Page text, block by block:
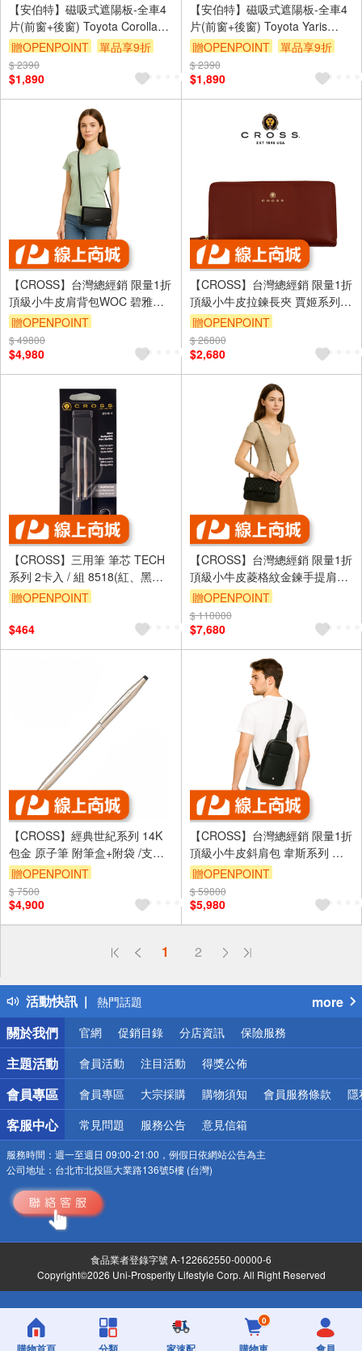
【安伯特】磁吸式遮陽板-全車4
片(前窗+後窗) Toyota Corolla
Cross 2025年~ 現貨供應 1:1原
車比照 不影響車窗開/關
贈OPENPOINT 單品享9折
$ 2390
$1,890
【安伯特】磁吸式遮陽板-全車4
片(前窗+後窗) Toyota Yaris
Cross 2025年~ 現貨供應 1:1原
車比照 不影響車窗開/關
贈OPENPOINT 單品享9折
$ 2390
$1,890
【CROSS】台灣總經銷 限量1折
頂級小牛皮肩背包WOC 碧雅系
列 全新專櫃展示品(黑色)
贈OPENPOINT
$ 49800
$4,980
【CROSS】台灣總經銷 限量1折
頂級小牛皮拉鍊長夾 賈姬系列
全新專櫃展示品(琥珀色 送禮盒
提袋)
贈OPENPOINT
$ 26800
$2,680
【CROSS】三用筆 筆芯 TECH
系列 2卡入 / 組 8518(紅、黑、
藍) - 多款可選
贈OPENPOINT
$464
【CROSS】台灣總經銷 限量1折
頂級小牛皮菱格紋金鍊手提肩背
包 茱莉婭系列 全新專櫃展示品
(黑色)
贈OPENPOINT
$ 110000
$7,680
【CROSS】經典世紀系列 14K
包金 原子筆 附筆盒+附袋 /支
1502
贈OPENPOINT
$ 7500
$4,900
【CROSS】台灣總經銷 限量1折
頂級小牛皮斜肩包 韋斯系列 全
新專櫃展示品
贈OPENPOINT
$ 59800
$5,980
1 2
活動快訊
偏遠地區配送
得獎公告
熱門話題
銀行優惠
偏遠地區配送
詐騙網頁！請小心！
more
關於我們
官網 促銷目錄 分店資訊 保險服務
主題活動 會員活動 注目活動 得獎公佈
會員專區 會員專區 大宗採購 購物須知 會員服務條款 隱
客服中心 常見問題 服務公告 意見信箱
服務時間： 週一至週日 09:00-21:00，例假日依網站公告為主
公司地址： 台北市北投區大業路136號5樓 (台灣)
食品業者登錄字號 A-122662550-00000-6
Copyright©2026 Uni-Prosperity Lifestyle Corp. All Right Reserved
0